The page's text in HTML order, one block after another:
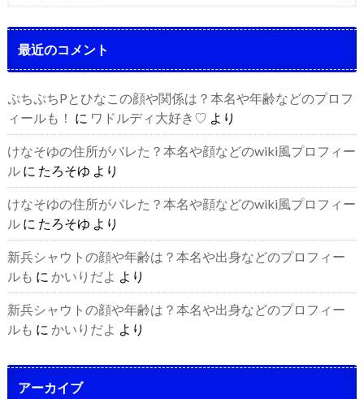
最近のコメント
ぷちぷちPとひなこの顔や関係は？本名や年齢などのプロフ
ィールも！ に ワドルディ大好き♡ より
けなそゆの住所がバレた？本名や顔などのwiki風プロフィー
ルに たろそゆ より
けなそゆの住所がバレた？本名や顔などのwiki風プロフィー
ルに たろそゆ より
新兵シャウトの顔や年齢は？本名や出身などのプロフィー
ルも に かいりだよ より
新兵シャウトの顔や年齢は？本名や出身などのプロフィー
ルも に かいりだよ より
アーカイブ